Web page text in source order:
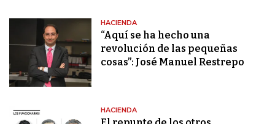
HACIENDA
“Aquí se ha hecho una
revolución de las pequeñas
cosas”: José Manuel Restrepo
HACIENDA